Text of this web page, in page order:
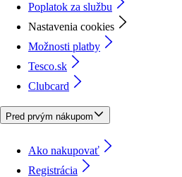
Poplatok za službu
Nastavenia cookies
Možnosti platby
Tesco.sk
Clubcard
Pred prvým nákupom
Ako nakupovať
Registrácia